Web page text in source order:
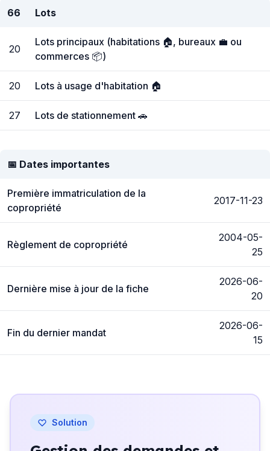
66 Lots
20
Lots principaux (habitations 🏠, bureaux 💼 ou
commerces 📦)
20 Lots à usage d'habitation 🏠
27 Lots de stationnement 🚗
📅 Dates importantes
Première immatriculation de la
copropriété
2017-11-23
Règlement de copropriété
2004-05-
25
Dernière mise à jour de la fiche
2026-06-
20
Fin du dernier mandat
2026-06-
15
Solution